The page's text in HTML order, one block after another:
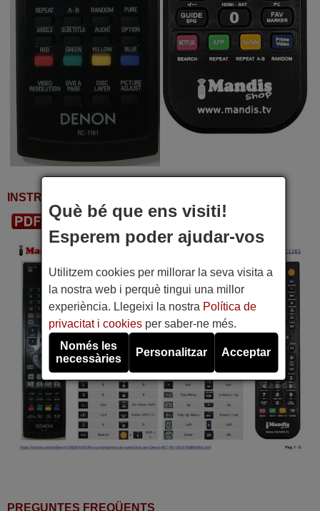
INSTRUCCIONS D'UTILITZACIÓ
Descarregar PDF
PREGUNTES FREQÜENTS
Què bé que ens visiti!
Esperem poder ajudar-vos
Utilitzem cookies per millorar la seva visita a
la nostra web i perquè tingui una millor
experiència. Llegeixi la nostra Política de
privacitat i cookies per saber-ne més.
Només les
necessàries
Personalitzar Acceptar